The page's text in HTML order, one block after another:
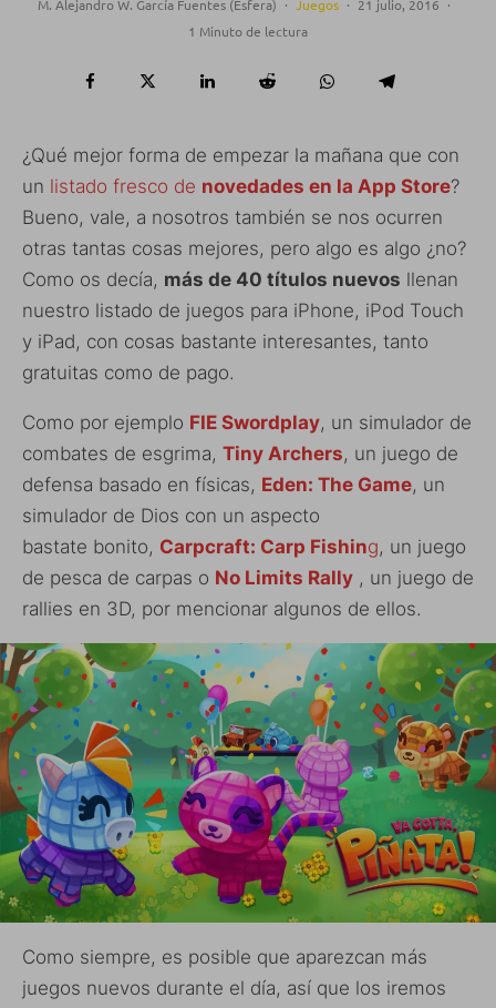
M. Alejandro W. García Fuentes (Esfera) · Juegos · 21 julio, 2016 ·
1 Minuto de lectura
¿Qué mejor forma de empezar la mañana que con
un listado fresco de novedades en la App Store?
Bueno, vale, a nosotros también se nos ocurren
otras tantas cosas mejores, pero algo es algo ¿no?
Como os decía, más de 40 títulos nuevos llenan
nuestro listado de juegos para iPhone, iPod Touch
y iPad, con cosas bastante interesantes, tanto
gratuitas como de pago.
Como por ejemplo FIE Swordplay, un simulador de
combates de esgrima, Tiny Archers, un juego de
defensa basado en físicas, Eden: The Game, un
simulador de Dios con un aspecto
bastate bonito, Carpcraft: Carp Fishing, un juego
de pesca de carpas o No Limits Rally , un juego de
rallies en 3D, por mencionar algunos de ellos.
Como siempre, es posible que aparezcan más
juegos nuevos durante el día, así que los iremos